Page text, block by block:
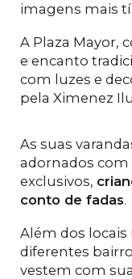
imagens mais
A Plaza Mayor,
e encanto
com luzes e
pela Ximenez
As suas
adornados com
exclusivos,
conto de fadas.
Além dos
diferentes
vestem com